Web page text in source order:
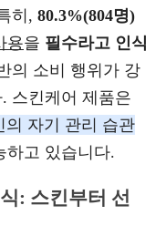
히, 80.3%(804명)
용을 필수라고 인식
의 소비 행위가 강
스킨케어 제품은
의 자기 관리 습관
하고 있습니다.
: 스킨부터 선